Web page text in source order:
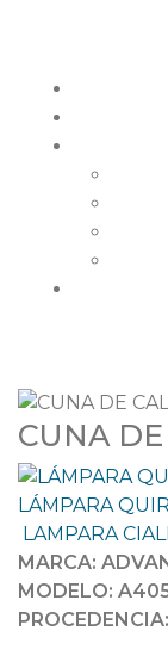
CUNA
LÁMPARA
LAMPARA
MARCA:
MODELO: